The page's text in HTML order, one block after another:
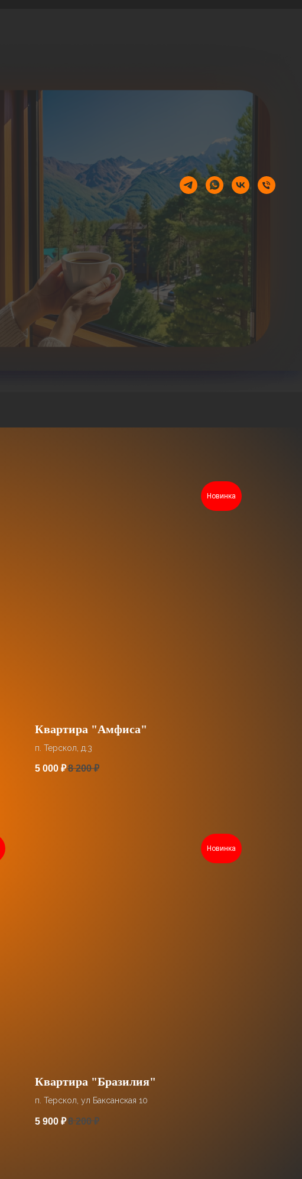
Новинка
Квартира "Амфиса"
п. Терскол, д.3
5 000 ₽8 200 ₽
Новинка
Квартира "Бразилия"
п. Терскол, ул Баксанская 10
5 900 ₽8 200 ₽